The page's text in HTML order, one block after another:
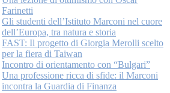
Farinetti
Gli studenti dell’Istituto Marconi nel cuore
dell’Europa, tra natura e storia
FAST: Il progetto di Giorgia Merolli scelto
per la fiera di Taiwan
Incontro di orientamento con “Bulgari”
Una professione ricca di sfide: il Marconi
incontra la Guardia di Finanza